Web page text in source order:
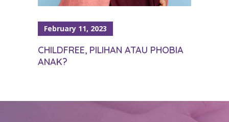
February 11, 2023
CHILDFREE, PILIHAN ATAU PHOBIA
ANAK?